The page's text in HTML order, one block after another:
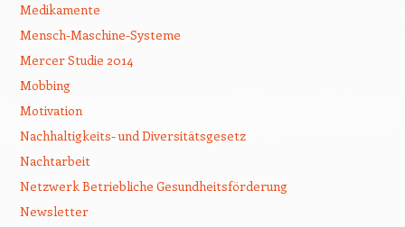
Medikamente
Mensch-Maschine-Systeme
Mercer Studie 2014
Mobbing
Motivation
Nachhaltigkeits- und Diversitätsgesetz
Nachtarbeit
Netzwerk Betriebliche Gesundheitsförderung
Newsletter